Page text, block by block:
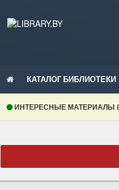
КАТАЛОГ БИБЛИОТЕКИ
ИНТЕРЕСНЫЕ МАТЕРИАЛЫ